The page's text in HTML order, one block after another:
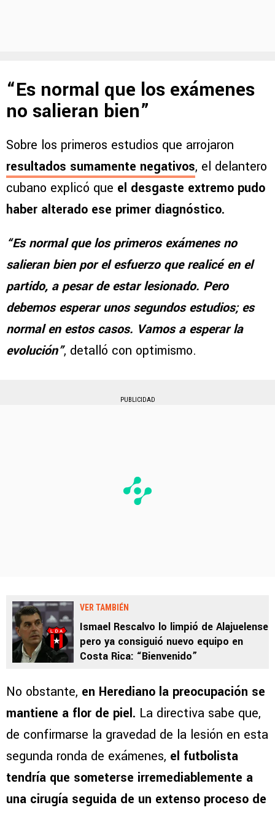
“Es normal que los exámenes
no salieran bien”
Sobre los primeros estudios que arrojaron
resultados sumamente negativos, el delantero
cubano explicó que el desgaste extremo pudo
haber alterado ese primer diagnóstico.
“Es normal que los primeros exámenes no
salieran bien por el esfuerzo que realicé en el
partido, a pesar de estar lesionado. Pero
debemos esperar unos segundos estudios; es
normal en estos casos. Vamos a esperar la
evolución”, detalló con optimismo.
PUBLICIDAD
VER TAMBIÉN
Ismael Rescalvo lo limpió de Alajuelense
pero ya consiguió nuevo equipo en
Costa Rica: “Bienvenido”
No obstante, en Herediano la preocupación se
mantiene a flor de piel. La directiva sabe que,
de confirmarse la gravedad de la lesión en esta
segunda ronda de exámenes, el futbolista
tendría que someterse irremediablemente a
una cirugía seguida de un extenso proceso de